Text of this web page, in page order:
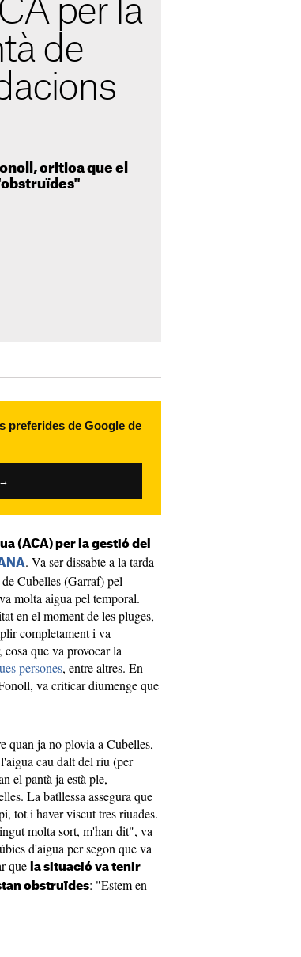
per la
de
critica que el
preferides de Google de
(ACA) per la gestió del
. Va ser dissabte a la tarda
Cubelles (Garraf) pel
molta aigua pel temporal.
en el moment de les pluges,
completament i va
que va provocar la
persones, entre altres. En
va criticar diumenge que
quan ja no plovia a Cubelles,
cau dalt del riu (per
el pantà ja està ple,
La batllessa assegura que
tot i haver viscut tres riuades.
molta sort, m'han dit", va
d'aigua per segon que va
que
la situació va tenir
obstruïdes: "Estem en